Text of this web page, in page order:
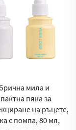
PET козметична
за лосион за грижа
200 мл, с ISO